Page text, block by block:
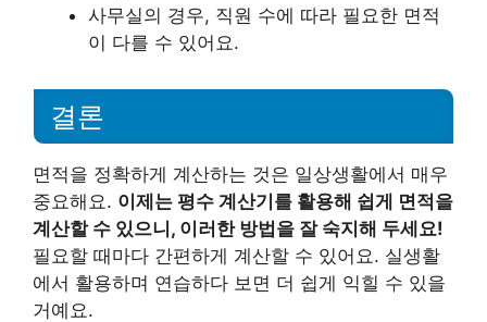
사무실의 경우, 직원 수에 따라 필요한 면적
이 다를 수 있어요.
결론
면적을 정확하게 계산하는 것은 일상생활에서 매우
중요해요. 이제는 평수 계산기를 활용해 쉽게 면적을
계산할 수 있으니, 이러한 방법을 잘 숙지해 두세요!
필요할 때마다 간편하게 계산할 수 있어요. 실생활
에서 활용하며 연습하다 보면 더 쉽게 익힐 수 있을
거예요.